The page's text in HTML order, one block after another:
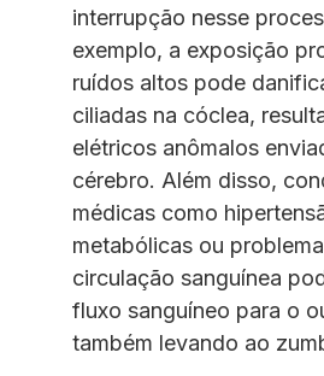
interrupção nesse
exemplo, a exposição
ruídos altos pode
ciliadas na cóclea,
elétricos anômalos
cérebro. Além disso,
médicas como
metabólicas ou
circulação sanguínea
fluxo sanguíneo para o
também levando ao